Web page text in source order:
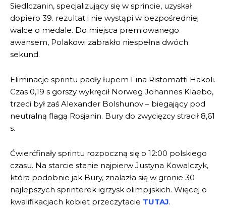
Siedlczanin, specjalizujący się w sprincie, uzyskał
dopiero 39. rezultat i nie wystąpi w bezpośredniej
walce o medale. Do miejsca premiowanego
awansem, Polakowi zabrakło niespełna dwóch
sekund.
Eliminacje sprintu padły łupem Fina Ristomatti Hakoli.
Czas 0,19 s gorszy wykręcił Norweg Johannes Klaebo,
trzeci był zaś Alexander Bolshunov – biegający pod
neutralną flagą Rosjanin. Bury do zwycięzcy stracił 8,61
s.
Ćwierćfinały sprintu rozpoczną się o 12:00 polskiego
czasu. Na starcie stanie najpierw Justyna Kowalczyk,
która podobnie jak Bury, znalazła się w gronie 30
najlepszych sprinterek igrzysk olimpijskich. Więcej o
kwalifikacjach kobiet przeczytacie TUTAJ.